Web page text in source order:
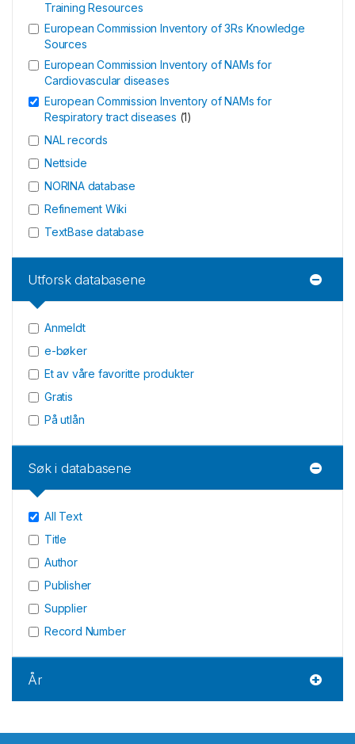
Training Resources
European Commission Inventory of 3Rs Knowledge
Sources
European Commission Inventory of NAMs for
Cardiovascular diseases
European Commission Inventory of NAMs for
Respiratory tract diseases (1)
NAL records
Nettside
NORINA database
Refinement Wiki
TextBase database
Utforsk databasene
Anmeldt
e-bøker
Et av våre favoritte produkter
Gratis
På utlån
Søk i databasene
All Text
Title
Author
Publisher
Supplier
Record Number
År